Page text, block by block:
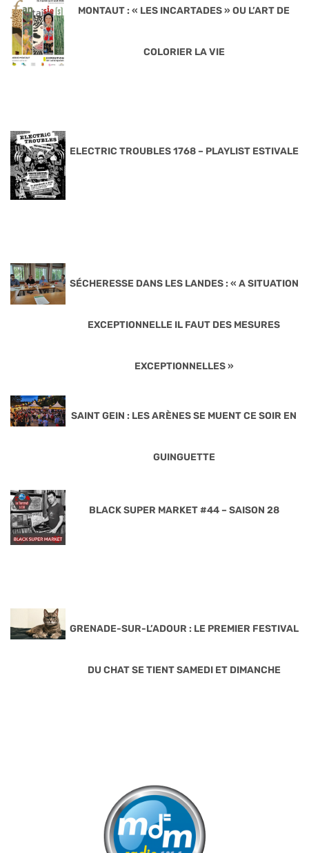
MONTAUT : « LES INCARTADES » OU L’ART DE
COLORIER LA VIE
ELECTRIC TROUBLES 1768 – PLAYLIST ESTIVALE
SÉCHERESSE DANS LES LANDES : « A SITUATION
EXCEPTIONNELLE IL FAUT DES MESURES
EXCEPTIONNELLES »
SAINT GEIN : LES ARÈNES SE MUENT CE SOIR EN
GUINGUETTE
BLACK SUPER MARKET #44 – SAISON 28
GRENADE-SUR-L’ADOUR : LE PREMIER FESTIVAL
DU CHAT SE TIENT SAMEDI ET DIMANCHE